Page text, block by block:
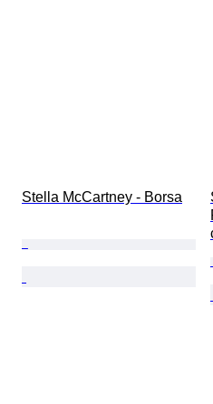
Stella McCartney - Borsa